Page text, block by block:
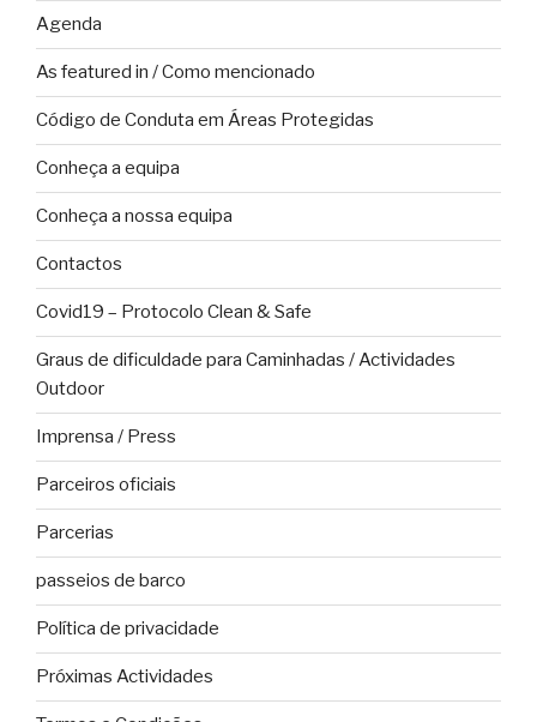
Agenda
As featured in / Como mencionado
Código de Conduta em Áreas Protegidas
Conheça a equipa
Conheça a nossa equipa
Contactos
Covid19 – Protocolo Clean & Safe
Graus de dificuldade para Caminhadas / Actividades
Outdoor
Imprensa / Press
Parceiros oficiais
Parcerias
passeios de barco
Política de privacidade
Próximas Actividades